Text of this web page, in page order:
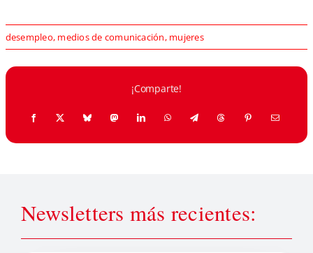
desempleo, medios de comunicación, mujeres
¡Comparte!
Newsletters más recientes: